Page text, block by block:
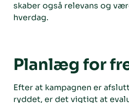
skaber også relevans og
hverdag.
Planlæg for
Efter at kampagnen er
ryddet, er det vigtigt at